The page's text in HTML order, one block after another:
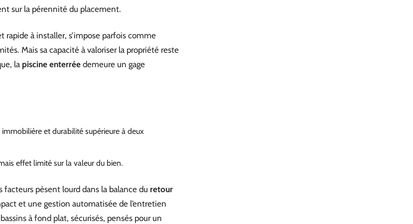
sur la pérennité du placement.
rapide à installer, s’impose parfois comme
Mais sa capacité à valoriser la propriété reste
la piscine enterrée demeure un gage
et durabilité supérieure à deux
effet limité sur la valeur du bien.
pèsent lourd dans la balance du retour
et une gestion automatisée de l’entretien
à fond plat, sécurisés, pensés pour un